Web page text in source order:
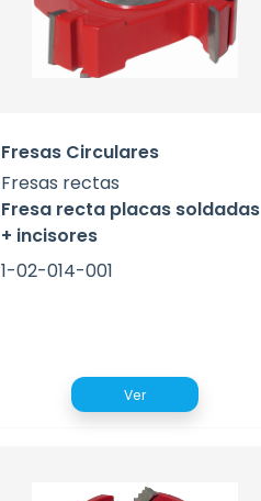
Fresas Circulares
Fresas rectas
Fresa recta placas soldadas
+ incisores
1-02-014-001
Ver